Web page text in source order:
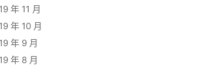
年 11 月
年 10 月
年 9 月
年 8 月